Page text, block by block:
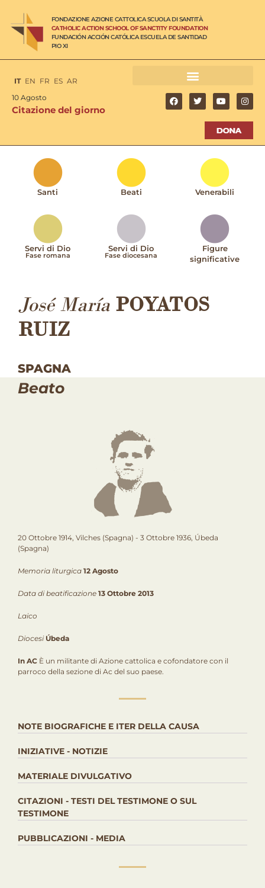
FONDAZIONE AZIONE CATTOLICA SCUOLA DI SANTITÀ
CATHOLIC ACTION SCHOOL OF SANCTITY FOUNDATION
FUNDACIÓN ACCIÓN CATÓLICA ESCUELA DE SANTIDAD
PIO XI
IT EN FR ES AR
10 Agosto
Citazione del giorno
Santi Beati Venerabili
Servi di Dio
Fase romana
Servi di Dio
Fase diocesana
Figure
significative
José María POYATOS
RUIZ
SPAGNA
Beato
20 Ottobre 1914, Vilches (Spagna) - 3 Ottobre 1936, Úbeda
(Spagna)
Memoria liturgica 12 Agosto
Data di beatificazione 13 Ottobre 2013
Laico
Diocesi Úbeda
In AC È un militante di Azione cattolica e cofondatore con il
parroco della sezione di Ac del suo paese.
NOTE BIOGRAFICHE E ITER DELLA CAUSA
INIZIATIVE - NOTIZIE
MATERIALE DIVULGATIVO
CITAZIONI - TESTI DEL TESTIMONE O SUL
TESTIMONE
PUBBLICAZIONI - MEDIA